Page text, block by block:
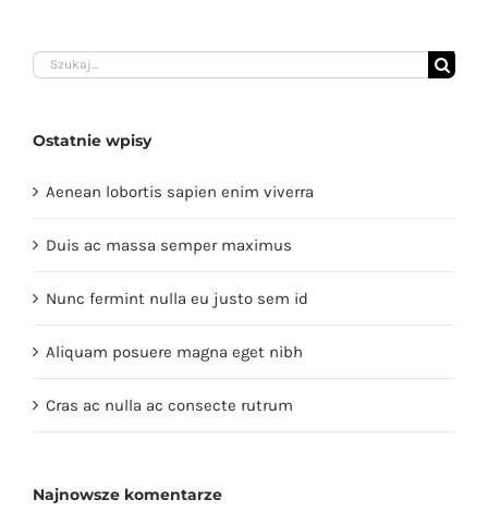
Szukaj
Ostatnie wpisy
Aenean lobortis sapien enim viverra
Duis ac massa semper maximus
Nunc fermint nulla eu justo sem id
Aliquam posuere magna eget nibh
Cras ac nulla ac consecte rutrum
Najnowsze komentarze